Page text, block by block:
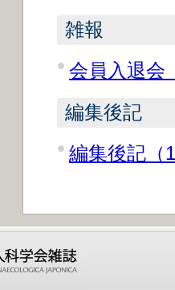
雑報
会員入退会
編集後記
編集後記（